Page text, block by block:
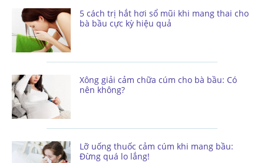
5 cách trị hắt hơi sổ mũi khi mang thai cho
bà bầu cực kỳ hiệu quả
Xông giải cảm chữa cúm cho bà bầu: Có
nên không?
Lỡ uống thuốc cảm cúm khi mang bầu:
Đừng quá lo lắng!